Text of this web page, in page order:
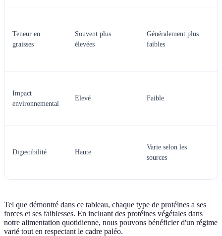
Teneur en
graisses
Souvent plus
élevées
Généralement plus
faibles
Impact
environnemental
Elevé Faible
Digestibilité Haute
Varie selon les
sources
Tel que démontré dans ce tableau, chaque type de protéines a ses
forces et ses faiblesses. En incluant des protéines végétales dans
notre alimentation quotidienne, nous pouvons bénéficier d'un régime
varié tout en respectant le cadre paléo.